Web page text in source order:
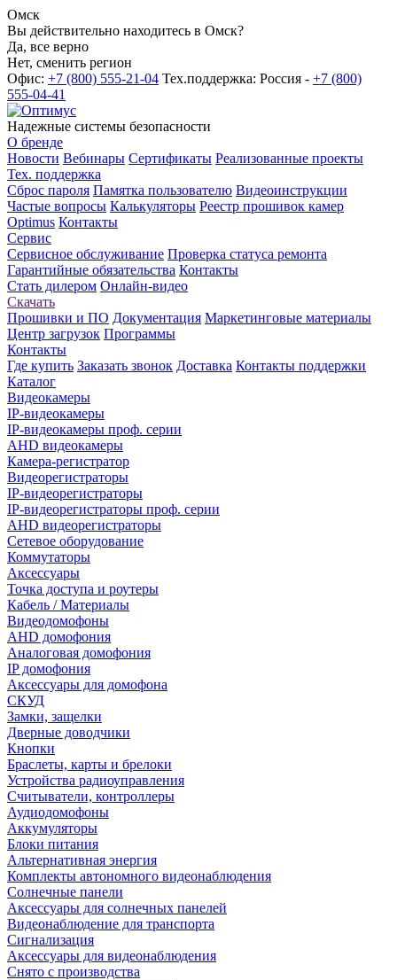
Омск
Вы действительно находитесь в Омск?
Да, все верно
Нет, сменить регион
Офис: +7 (800) 555-21-04 Тех.поддержка: Россия - +7 (800)
555-04-41
Надежные системы безопасности
О бренде
Новости Вебинары Сертификаты Реализованные проекты
Тех. поддержка
Сброс пароля Памятка пользователю Видеоинструкции
Частые вопросы Калькуляторы Реестр прошивок камер
Optimus Контакты
Сервис
Сервисное обслуживание Проверка статуса ремонта
Гарантийные обязательства Контакты
Стать дилером Онлайн-видео
Скачать
Прошивки и ПО Документация Маркетинговые материалы
Центр загрузок Программы
Контакты
Где купить Заказать звонок Доставка Контакты поддержки
Каталог
Видеокамеры
IP-видеокамеры
IP-видеокамеры проф. серии
AHD видеокамеры
Камера-регистратор
Видеорегистраторы
IP-видеорегистраторы
IP-видеорегистраторы проф. серии
AHD видеорегистраторы
Сетевое оборудование
Коммутаторы
Аксессуары
Точка доступа и роутеры
Кабель / Материалы
Видеодомофоны
AHD домофония
Аналоговая домофония
IP домофония
Аксессуары для домофона
СКУД
Замки, защелки
Дверные доводчики
Кнопки
Браслеты, карты и брелоки
Устройства радиоуправления
Считыватели, контроллеры
Аудиодомофоны
Аккумуляторы
Блоки питания
Альтернативная энергия
Комплекты автономного видеонаблюдения
Солнечные панели
Аксессуары для солнечных панелей
Видеонаблюдение для транспорта
Сигнализация
Аксессуары для видеонаблюдения
Снято с производства